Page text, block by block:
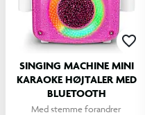
SINGING MACHINE MINI
KARAOKE HØJTALER MED
BLUETOOTH
Med stemme forandrer